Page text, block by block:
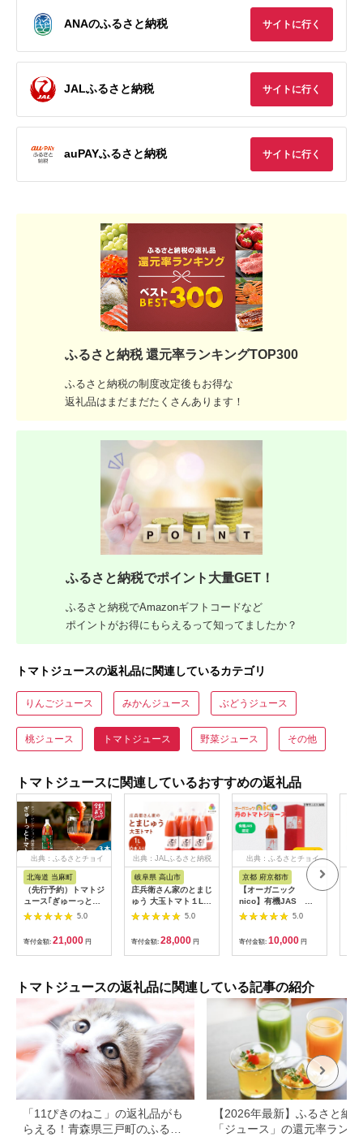
ANAのふるさと納税 サイトに行く
JALふるさと納税 サイトに行く
auPAYふるさと納税 サイトに行く
ふるさと納税 還元率ランキングTOP300
ふるさと納税の制度改定後もお得な
返礼品はまだまだたくさんあります！
ふるさと納税でポイント大量GET！
ふるさと納税でAmazonギフトコードなど
ポイントがお得にもらえるって知ってましたか？
トマトジュースの返礼品に関連しているカテゴリ
りんごジュース みかんジュース ぶどうジュース
桃ジュース トマトジュース 野菜ジュース その他
トマトジュースに関連しているおすすめの返礼品
出典：ふるさとチョイ
北海道 当麻町
（先行予約）トマトジ
ュース｢ぎゅーっとト
マト｣無塩セット
5.0
寄付金額: 21,000 円
出典：JALふるさと納税
岐阜県 高山市
庄兵衛さん家のとまじ
ゅう 大玉トマト１L×
６本入り トマトジュ
ース 完熟トマト 無塩
無添加 大玉トマト こ
だわりトマト 美味し
い トマト とまと ジュ
園 BN005
5.0
寄付金額: 28,000 円
出典：ふるさとチョイ
京都 府京都市
【オーガニック
nico】有機JAS 丹
のトマトジュース
5.0
寄付金額: 10,000 円
トマトジュースの返礼品に関連している記事の紹介
「11ぴきのねこ」の返礼品がも
らえる！青森県三戸町のふるさ
【2026年最新】ふるさと納税
「ジュース」の還元率ラン